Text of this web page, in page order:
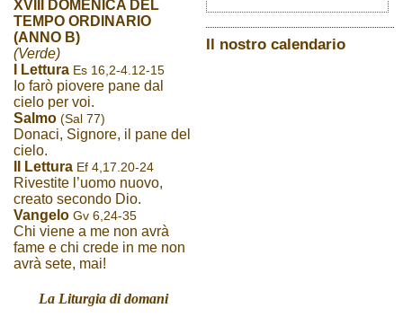
XVIII DOMENICA DEL
TEMPO ORDINARIO
(ANNO B)
(Verde)
I Lettura Es 16,2-4.12-15
Io farò piovere pane dal
cielo per voi.
Salmo (Sal 77)
Donaci, Signore, il pane del
cielo.
II Lettura Ef 4,17.20-24
Rivestite l’uomo nuovo,
creato secondo Dio.
Vangelo Gv 6,24-35
Chi viene a me non avrà
fame e chi crede in me non
avrà sete, mai!
La Liturgia di domani
Il nostro calendario